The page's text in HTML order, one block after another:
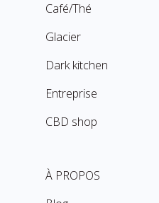
Café/Thé
Glacier
Dark kitchen
Entreprise
CBD shop
À PROPOS